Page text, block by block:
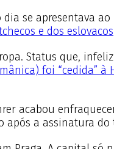
se apresentava
e dos eslovacos
Status que,
foi “cedida”
acabou
após a assinatura do